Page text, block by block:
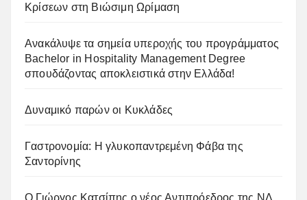
Κρίσεων στη Βιώσιμη Ωρίμαση
Ανακάλυψε τα σημεία υπεροχής του προγράμματος
Bachelor in Hospitality Management Degree
σπουδάζοντας αποκλειστικά στην Ελλάδα!
Δυναμικό παρών οι Κυκλάδες
Γαστρονομία: Η γλυκοπαντρεμένη Φάβα της
Σαντορίνης
Ο Γιώργος Κατσίπης ο νέος Αντιπρόεδρος της ΝΔ